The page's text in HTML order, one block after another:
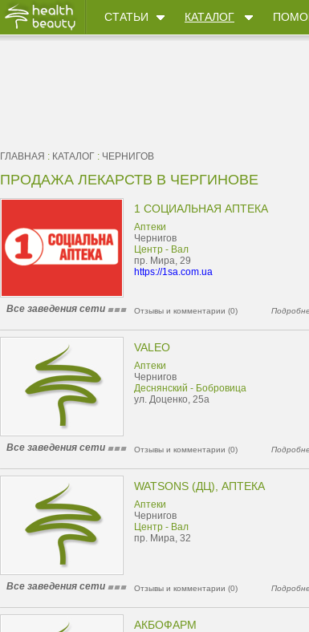
СТАТЬИ КАТАЛОГ
ГЛАВНАЯ : КАТАЛОГ : ЧЕРНИГОВ
ПРОДАЖА ЛЕКАРСТВ В ЧЕРГИНОВЕ
1 СОЦИАЛЬНАЯ АПТЕКА
Аптеки
Чернигов
Центр - Вал
пр. Мира, 29
https://1sa.com.ua
Все заведения сети Отзывы и комментарии (0)
VALEO
Аптеки
Чернигов
Деснянский - Бобровица
ул. Доценко, 25а
Все заведения сети Отзывы и комментарии (0)
WATSONS (ДЦ), АПТЕКА
Аптеки
Чернигов
Центр - Вал
пр. Мира, 32
Все заведения сети Отзывы и комментарии (0)
АКБОФАРМ